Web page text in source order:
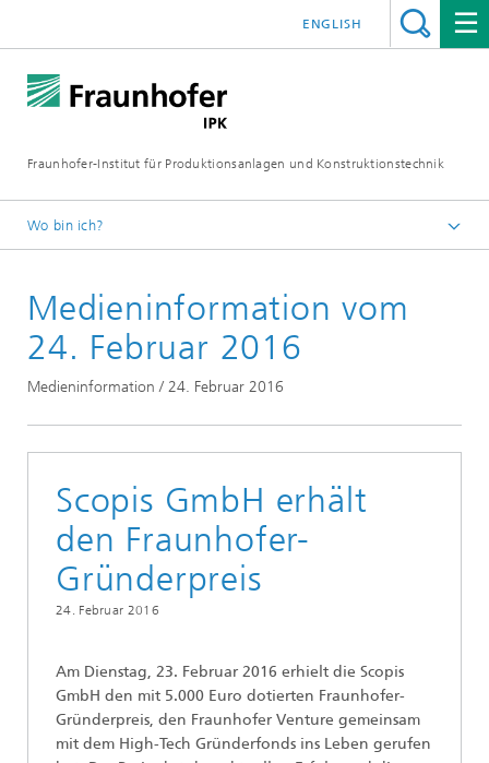
Fraunhofer-Institut für Produktionsanlagen und Konstruktionstechnik
ENGLISH
Wo bin ich?
Medien
Medieninformationen
Medieninformation vom
24. Februar 2016
Medieninformation / 24. Februar 2016
Scopis GmbH erhält
den Fraunhofer-
Gründerpreis
24. Februar 2016
Am Dienstag, 23. Februar 2016 erhielt die Scopis
GmbH den mit 5.000 Euro dotierten Fraunhofer-
Gründerpreis, den Fraunhofer Venture gemeinsam
mit dem High-Tech Gründerfonds ins Leben gerufen